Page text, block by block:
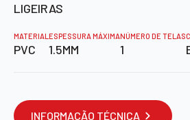
LIGEIRAS
MATERIAL
PVC
ESPESSURA MÁXIMA
1.5MM
NÚMERO DE TELAS
1
INFORMAÇÃO TÉCNICA